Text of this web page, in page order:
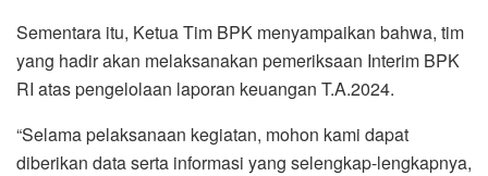
Sementara itu, Ketua Tim BPK menyampaikan bahwa, tim
yang hadir akan melaksanakan pemeriksaan Interim BPK
RI atas pengelolaan laporan keuangan T.A.2024.
“Selama pelaksanaan kegiatan, mohon kami dapat
diberikan data serta informasi yang selengkap-lengkapnya,